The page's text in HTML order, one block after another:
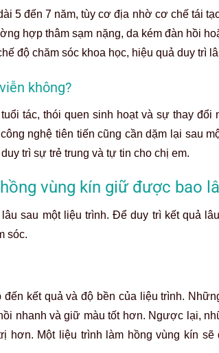
5 đến 7 năm, tùy cơ địa nhờ cơ chế tái
hợp thâm sạm nặng, da kém đàn hồi
độ chăm sóc khoa học, hiệu quả duy trì
không?
tác, thói quen sinh hoạt và sự thay đổi
nghệ tiên tiến cũng cần dặm lại sau
trì sự trẻ trung và tự tin cho chị em.
vùng kín giữ được bao
sau một liệu trình. Để duy trì kết quả
sóc.
kết quả và độ bền của liệu trình.
nhanh và giữ màu tốt hơn. Ngược lại,
hơn. Một liệu trình làm hồng vùng kín